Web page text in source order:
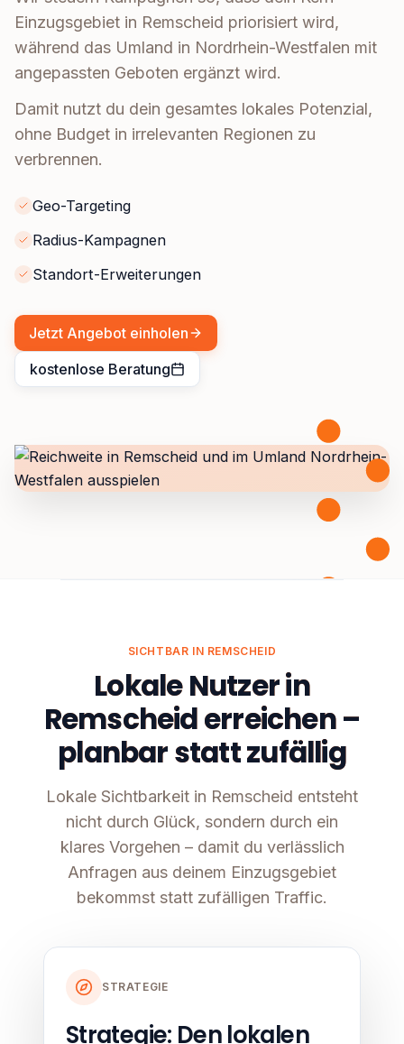
Einzugsgebiet in Remscheid priorisiert wird,
während das Umland in Nordrhein-Westfalen mit
angepassten Geboten ergänzt wird.
Damit nutzt du dein gesamtes lokales Potenzial,
ohne Budget in irrelevanten Regionen zu
verbrennen.
Geo-Targeting
Radius-Kampagnen
Standort-Erweiterungen
Jetzt Angebot einholen
kostenlose Beratung
SICHTBAR IN REMSCHEID
Lokale Nutzer in
Remscheid erreichen –
planbar statt zufällig
Lokale Sichtbarkeit in Remscheid entsteht
nicht durch Glück, sondern durch ein
klares Vorgehen – damit du verlässlich
Anfragen aus deinem Einzugsgebiet
bekommst statt zufälligen Traffic.
STRATEGIE
Strategie: Den lokalen